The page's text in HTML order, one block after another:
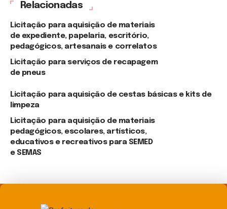
Relacionadas
Licitação para aquisição de materiais
de expediente, papelaria, escritório,
pedagógicos, artesanais e correlatos
Licitação para serviços de recapagem
de pneus
Licitação para aquisição de cestas básicas e kits de
limpeza
Licitação para aquisição de materiais
pedagógicos, escolares, artísticos,
educativos e recreativos para SEMED
e SEMAS